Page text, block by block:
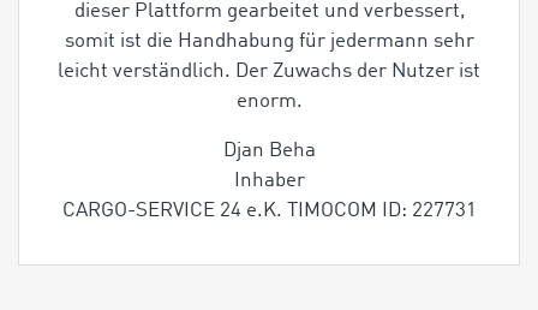
dieser Plattform gearbeitet und verbessert,
somit ist die Handhabung für jedermann sehr
leicht verständlich. Der Zuwachs der Nutzer ist
enorm.
Djan Beha
Inhaber
CARGO-SERVICE 24 e.K. TIMOCOM ID: 227731